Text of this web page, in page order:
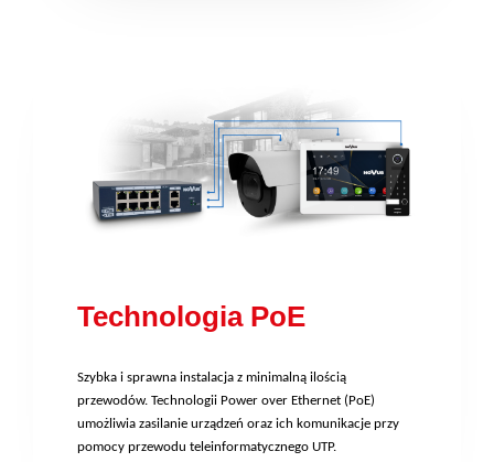
Technologia PoE
Szybka i sprawna instalacja z minimalną ilością
przewodów. Technologii Power over Ethernet (PoE)
umożliwia zasilanie urządzeń oraz ich komunikacje przy
pomocy przewodu teleinformatycznego UTP.